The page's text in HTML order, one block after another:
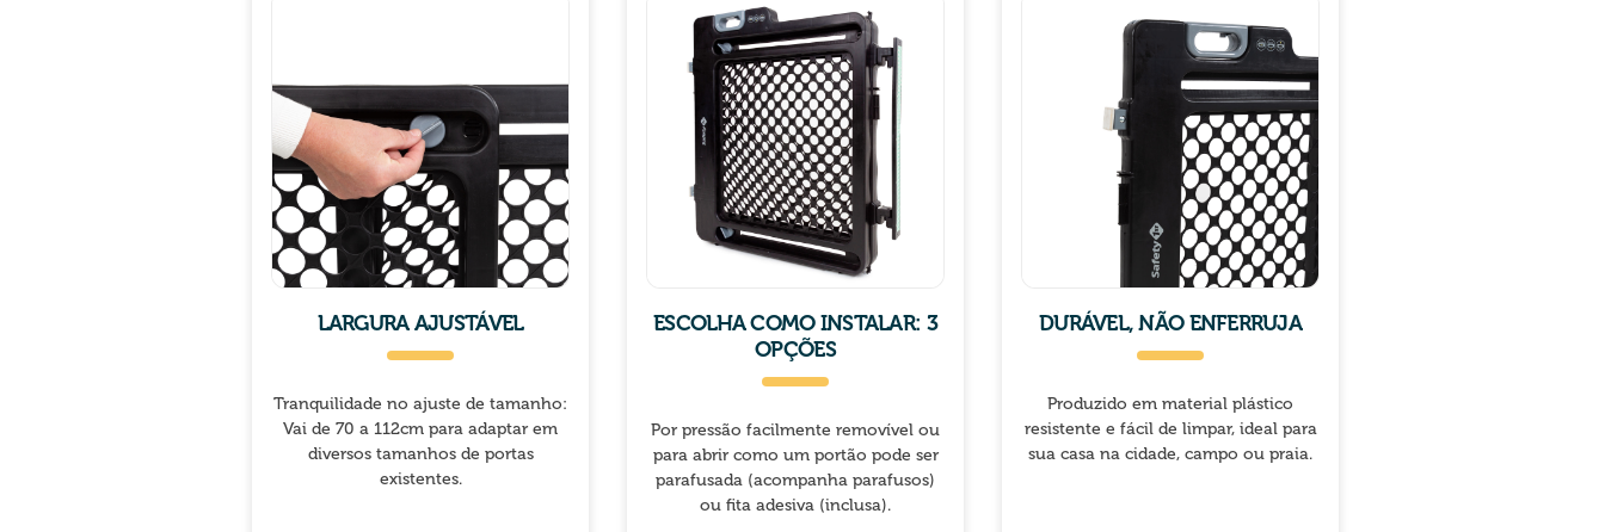
LARGURA AJUSTÁVEL
Tranquilidade no ajuste de tamanho:
Vai de 70 a 112cm para adaptar em
diversos tamanhos de portas
existentes.
ESCOLHA COMO INSTALAR: 3
OPÇÕES
Por pressão facilmente removível ou
para abrir como um portão pode ser
parafusada (acompanha parafusos)
ou fita adesiva (inclusa).
DURÁVEL, NÃO ENFERRUJA
Produzido em material plástico
resistente e fácil de limpar, ideal para
sua casa na cidade, campo ou praia.